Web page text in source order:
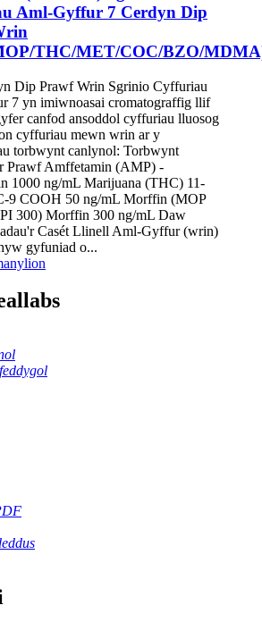
Aml-Gyffur 7 Cerdyn Dip
THC/MET/COC/BZO/
Dip Prawf Wrin Sgrinio Cyffuriau
7 yn imiwnoasai cromatograffig llif
canfod ansoddol cyffuriau lluosog
cyffuriau mewn wrin ar y
torbwynt canlynol: Torbwynt
Prawf Amffetamin (AMP) -
1000 ng/mL Marijuana (THC) 11-
9 COOH 50 ng/mL Morffin (MOP
300) Morffin 300 ng/mL Daw
Casét Llinell Aml-Gyffur (wrin)
gyfuniad o...